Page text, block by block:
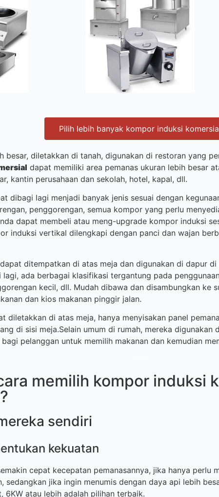
Pilih lebih banyak kompor induksi
besar, diletakkan di tanah, digunakan di restoran yang
dapat memiliki area pemanas ukuran lebih besar
kantin perusahaan dan sekolah, hotel, kapal, dll.
dibagi lagi menjadi banyak jenis sesuai dengan
penggorengan, semua kompor yang perlu
dapat membeli atau meng-upgrade kompor induksi
induksi vertikal dilengkapi dengan panci dan wajan
ditempatkan di atas meja dan digunakan di dapur di
ada berbagai klasifikasi tergantung pada
kecil, dll. Mudah dibawa dan disambungkan ke
dan kios makanan pinggir jalan.
diletakkan di atas meja, hanya menyisakan panel
di sisi meja.Selain umum di rumah, mereka digunakan
pelanggan untuk memilih makanan dan kemudian
memilih kompor induksi
sendiri
kekuatan
cepat kecepatan pemanasannya, jika hanya perlu
sedangkan jika ingin menumis dengan daya api lebih
6KW atau lebih adalah pilihan terbaik.